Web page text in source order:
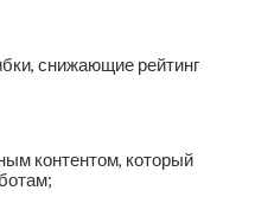
снижающие рейтинг
контентом, который